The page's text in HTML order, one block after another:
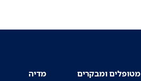
מטופלים ומבקרים מדיה